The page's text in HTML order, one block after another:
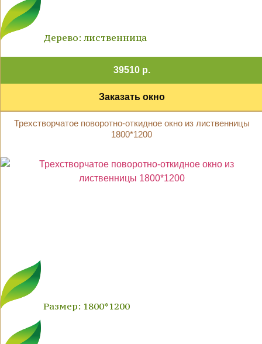
Дерево: лиственница
39510 р.
Заказать окно
Трехстворчатое поворотно-откидное окно из лиственницы
1800*1200
Размер: 1800*1200